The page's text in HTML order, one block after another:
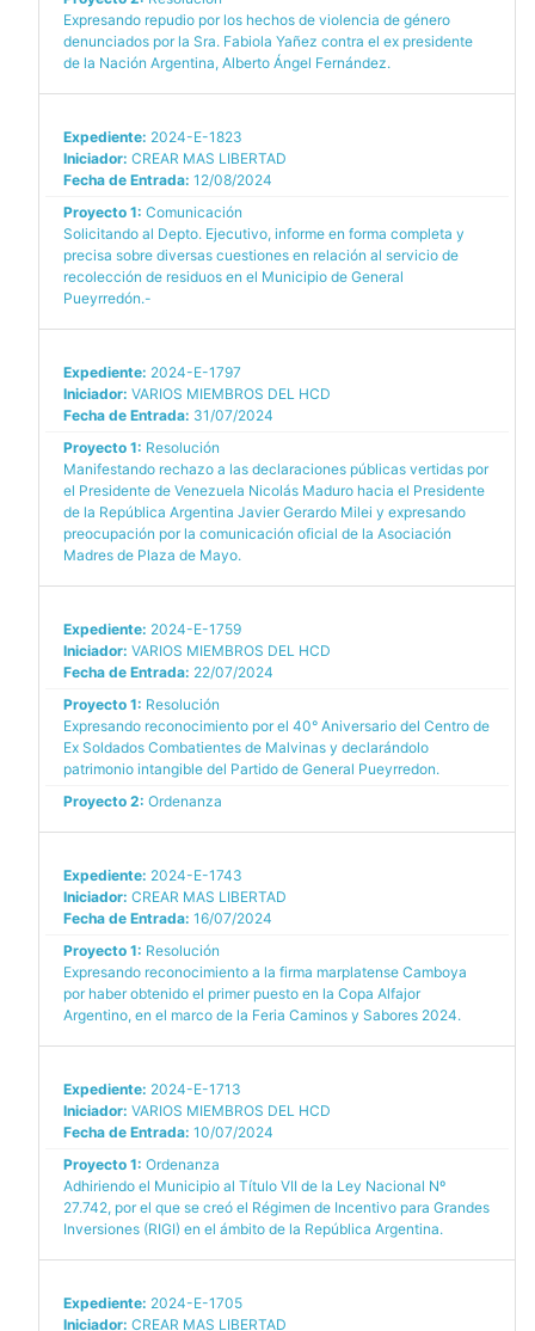
Expresando repudio por los hechos de violencia de género
denunciados por la Sra. Fabiola Yañez contra el ex presidente
de la Nación Argentina, Alberto Ángel Fernández.
Expediente: 2024-E-1823
Iniciador: CREAR MAS LIBERTAD
Fecha de Entrada: 12/08/2024
Proyecto 1: Comunicación
Solicitando al Depto. Ejecutivo, informe en forma completa y
precisa sobre diversas cuestiones en relación al servicio de
recolección de residuos en el Municipio de General
Pueyrredón.-
Expediente: 2024-E-1797
Iniciador: VARIOS MIEMBROS DEL HCD
Fecha de Entrada: 31/07/2024
Proyecto 1: Resolución
Manifestando rechazo a las declaraciones públicas vertidas por
el Presidente de Venezuela Nicolás Maduro hacia el Presidente
de la República Argentina Javier Gerardo Milei y expresando
preocupación por la comunicación oficial de la Asociación
Madres de Plaza de Mayo.
Expediente: 2024-E-1759
Iniciador: VARIOS MIEMBROS DEL HCD
Fecha de Entrada: 22/07/2024
Proyecto 1: Resolución
Expresando reconocimiento por el 40° Aniversario del Centro de
Ex Soldados Combatientes de Malvinas y declarándolo
patrimonio intangible del Partido de General Pueyrredon.
Proyecto 2: Ordenanza
Expediente: 2024-E-1743
Iniciador: CREAR MAS LIBERTAD
Fecha de Entrada: 16/07/2024
Proyecto 1: Resolución
Expresando reconocimiento a la firma marplatense Camboya
por haber obtenido el primer puesto en la Copa Alfajor
Argentino, en el marco de la Feria Caminos y Sabores 2024.
Expediente: 2024-E-1713
Iniciador: VARIOS MIEMBROS DEL HCD
Fecha de Entrada: 10/07/2024
Proyecto 1: Ordenanza
Adhiriendo el Municipio al Título VII de la Ley Nacional Nº
27.742, por el que se creó el Régimen de Incentivo para Grandes
Inversiones (RIGI) en el ámbito de la República Argentina.
Expediente: 2024-E-1705
Iniciador: CREAR MAS LIBERTAD